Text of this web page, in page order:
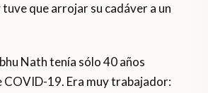
que arrojar su cadáver a un
Nath tenía sólo 40 años
COVID-19. Era muy trabajador: